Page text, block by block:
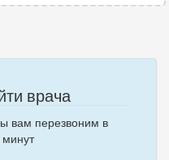
врача
вам перезвоним в